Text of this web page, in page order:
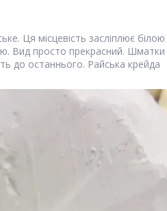
Ця місцевість засліплює білою
Вид просто прекрасний. Шматки
до останнього. Райська крейда